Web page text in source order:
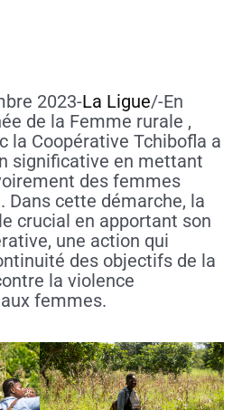
2023-La Ligue/-En
de la Femme rurale ,
la Coopérative Tchibofla a
significative en mettant
des femmes
Dans cette démarche, la
crucial en apportant son
une action qui
des objectifs de la
la violence
femmes.